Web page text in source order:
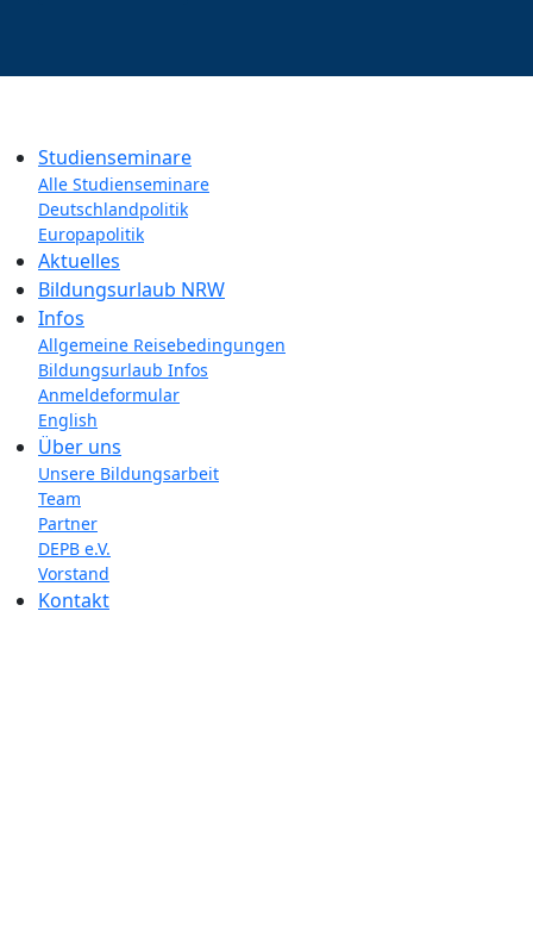
Studienseminare
Alle Studienseminare
Deutschlandpolitik
Europapolitik
Aktuelles
Bildungsurlaub NRW
Infos
Allgemeine Reisebedingungen
Bildungsurlaub Infos
Anmeldeformular
English
Über uns
Unsere Bildungsarbeit
Team
Partner
DEPB e.V.
Vorstand
Kontakt